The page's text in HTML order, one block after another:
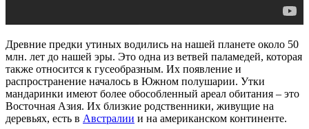
Древние предки утиных водились на нашей планете около 50
млн. лет до нашей эры. Это одна из ветвей паламедей, которая
также относится к гусеобразным. Их появление и
распространение началось в Южном полушарии. Утки
мандаринки имеют более обособленный ареал обитания – это
Восточная Азия. Их близкие родственники, живущие на
деревьях, есть в Австралии и на американском континенте.